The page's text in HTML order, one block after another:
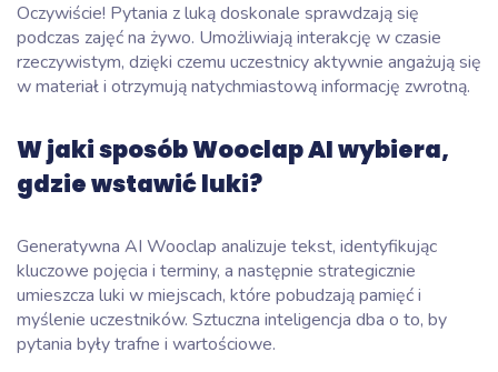
Oczywiście! Pytania z luką doskonale sprawdzają się
podczas zajęć na żywo. Umożliwiają interakcję w czasie
rzeczywistym, dzięki czemu uczestnicy aktywnie angażują się
w materiał i otrzymują natychmiastową informację zwrotną.
W jaki sposób Wooclap AI wybiera,
gdzie wstawić luki?
Generatywna AI Wooclap analizuje tekst, identyfikując
kluczowe pojęcia i terminy, a następnie strategicznie
umieszcza luki w miejscach, które pobudzają pamięć i
myślenie uczestników. Sztuczna inteligencja dba o to, by
pytania były trafne i wartościowe.